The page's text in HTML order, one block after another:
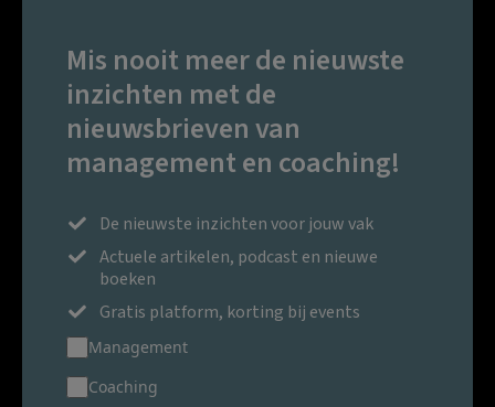
Mis nooit meer de nieuwste
inzichten met de
nieuwsbrieven van
management en coaching!
De nieuwste inzichten voor jouw vak
Actuele artikelen, podcast en nieuwe
boeken
Gratis platform, korting bij events
Management
Coaching